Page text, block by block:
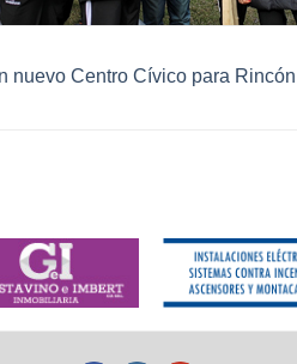
nuevo Centro Cívico para Rincón